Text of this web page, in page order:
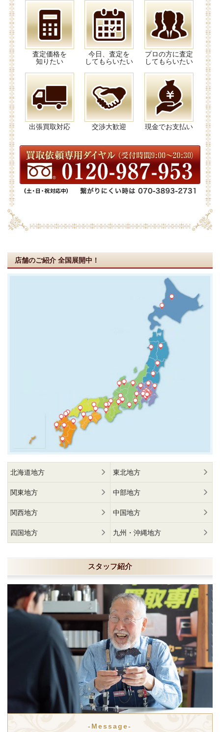
査定価格を
知りたい
今日、査定を
してもらいたい
プロの方に査定
してもらいたい
出張買取対応 交渉大歓迎 現金でお支払い
店舗のご紹介 全国展開中！
北海道地方 東北地方
関東地方 中部地方
関西地方 中国地方
四国地方 九州・沖縄地方
スタッフ紹介
-Message-